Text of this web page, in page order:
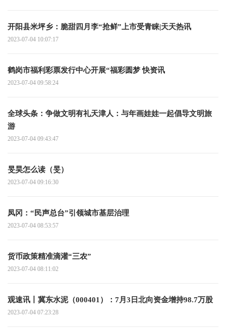
开阳县米坪乡：脆甜四月李“抢鲜”上市受青睐|天天热讯
2023-07-04 10:07:17
鹤岗市福利彩票发行中心开展“福彩圆梦 快资讯
2023-07-04 09:58:24
全球头条：争做文明有礼天津人：与年画娃娃一起倡导文明旅
游
2023-07-04 09:43:47
旻昊怎么读（旻）
2023-07-04 09:16:30
凤冈：“民声总台”引领城市基层治理
2023-07-04 08:53:57
货币政策精准滴灌“三农”
2023-07-04 08:11:02
观速讯丨冀东水泥（000401）：7月3日北向资金增持98.7万股
2023-07-04 07:23:28